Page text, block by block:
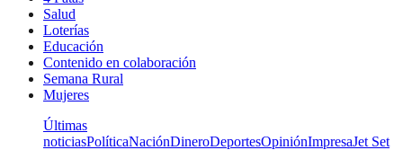
Salud
Loterías
Educación
Contenido en colaboración
Semana Rural
Mujeres
Últimas
noticiasPolíticaNaciónDineroDeportesOpiniónImpresaJet Set